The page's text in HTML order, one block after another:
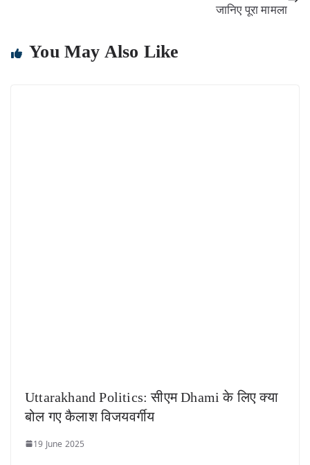
जानिए पूरा मामला
You May Also Like
Uttarakhand Politics: सीएम Dhami के लिए क्या
बोल गए कैलाश विजयवर्गीय
19 June 2025